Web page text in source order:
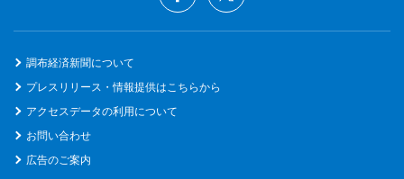
調布経済新聞について
プレスリリース・情報提供はこちらから
アクセスデータの利用について
お問い合わせ
広告のご案内